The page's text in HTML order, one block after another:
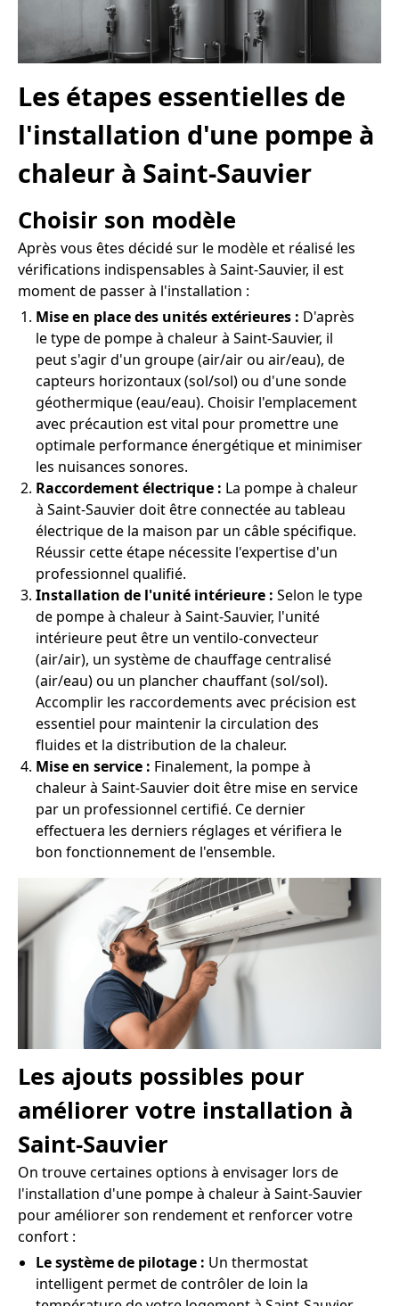
Les étapes essentielles de
l'installation d'une pompe à
chaleur à Saint-Sauvier
Choisir son modèle
Après vous êtes décidé sur le modèle et réalisé les
vérifications indispensables à Saint-Sauvier, il est
moment de passer à l'installation :
Mise en place des unités extérieures : D'après
le type de pompe à chaleur à Saint-Sauvier, il
peut s'agir d'un groupe (air/air ou air/eau), de
capteurs horizontaux (sol/sol) ou d'une sonde
géothermique (eau/eau). Choisir l'emplacement
avec précaution est vital pour promettre une
optimale performance énergétique et minimiser
les nuisances sonores.
Raccordement électrique : La pompe à chaleur
à Saint-Sauvier doit être connectée au tableau
électrique de la maison par un câble spécifique.
Réussir cette étape nécessite l'expertise d'un
professionnel qualifié.
Installation de l'unité intérieure : Selon le type
de pompe à chaleur à Saint-Sauvier, l'unité
intérieure peut être un ventilo-convecteur
(air/air), un système de chauffage centralisé
(air/eau) ou un plancher chauffant (sol/sol).
Accomplir les raccordements avec précision est
essentiel pour maintenir la circulation des
fluides et la distribution de la chaleur.
Mise en service : Finalement, la pompe à
chaleur à Saint-Sauvier doit être mise en service
par un professionnel certifié. Ce dernier
effectuera les derniers réglages et vérifiera le
bon fonctionnement de l'ensemble.
Les ajouts possibles pour
améliorer votre installation à
Saint-Sauvier
On trouve certaines options à envisager lors de
l'installation d'une pompe à chaleur à Saint-Sauvier
pour améliorer son rendement et renforcer votre
confort :
Le système de pilotage : Un thermostat
intelligent permet de contrôler de loin la